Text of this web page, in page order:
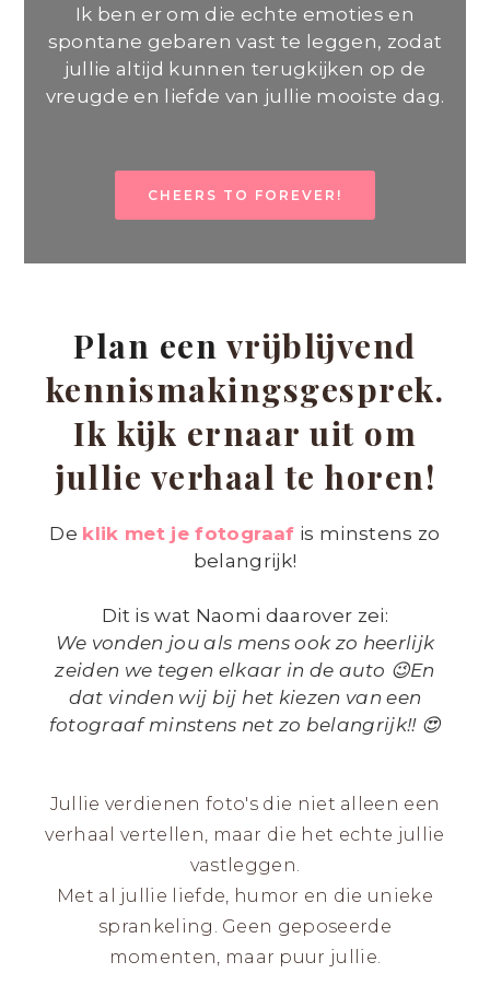
Ik ben er om die echte emoties en
spontane gebaren vast te leggen, zodat
jullie altijd kunnen terugkijken op de
vreugde en liefde van jullie mooiste dag.
CHEERS TO FOREVER!
Plan een vrijblijvend
kennismakingsgesprek.
Ik kijk ernaar uit om
jullie verhaal te horen!
De klik met je fotograaf is minstens zo
belangrijk!
Dit is wat Naomi daarover zei:
We vonden jou als mens ook zo heerlijk
zeiden we tegen elkaar in de auto 😉En
dat vinden wij bij het kiezen van een
fotograaf minstens net zo belangrijk!! 😍
Jullie verdienen foto's die niet alleen een
verhaal vertellen, maar die het echte jullie
vastleggen.
Met al jullie liefde, humor en die unieke
sprankeling. Geen geposeerde
momenten, maar puur jullie.